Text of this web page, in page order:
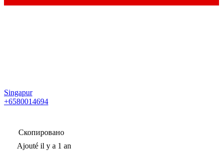
Singapur
+6580014694
Скопировано
Ajouté il y a 1 an